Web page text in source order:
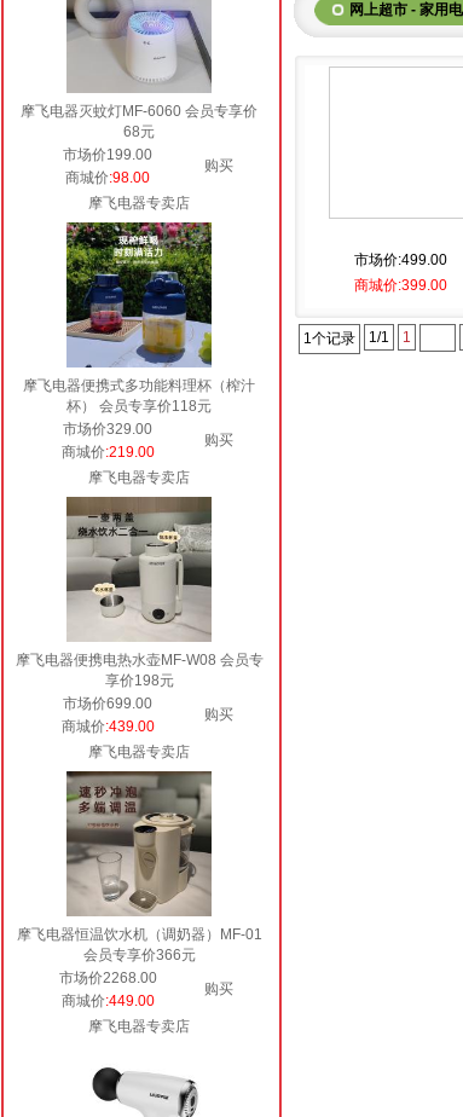
摩飞电器灭蚊灯MF-6060 会员专享价
68元
市场价199.00
购买
商城价:98.00
摩飞电器专卖店
摩飞电器便携式多功能料理杯（榨汁
杯） 会员专享价118元
市场价329.00
购买
商城价:219.00
摩飞电器专卖店
摩飞电器便携电热水壶MF-W08 会员专
享价198元
市场价699.00
购买
商城价:439.00
摩飞电器专卖店
摩飞电器恒温饮水机（调奶器）MF-01
会员专享价366元
市场价2268.00
购买
商城价:449.00
摩飞电器专卖店
网上超市 - 家用
市场价:499.00
商城价:399.00
1个记录 1/1 1